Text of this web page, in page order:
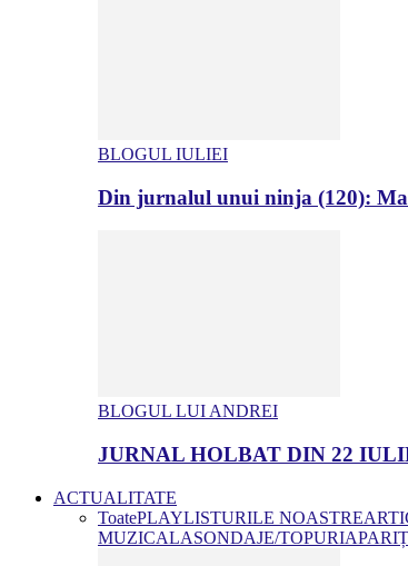
BLOGUL IULIEI
Din jurnalul unui ninja (120):
BLOGUL LUI ANDREI
JURNAL HOLBAT DIN 22
ACTUALITATE
ToatePLAYLISTURILE NOASTRE
MUZICALASONDAJE/TOPURI